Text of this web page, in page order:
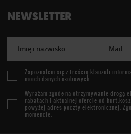
NEWSLETTER
Imię i nazwisko Mail
Zapoznałem się z treścią klauzuli
moich danych osobowych.
Wyrażam zgodę na otrzymywanie drogą
rabatach i aktualnej ofercie od
powyżej adres poczty elektronicznej.
momencie.